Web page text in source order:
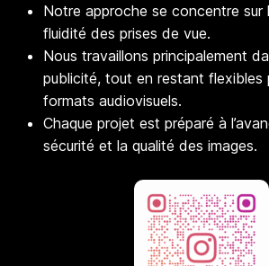
Notre approche se concentre sur
fluidité des prises de vue.
Nous travaillons principalement
publicité, tout en restant flexibles
formats audiovisuels.
Chaque projet est préparé à
sécurité et la qualité des images.